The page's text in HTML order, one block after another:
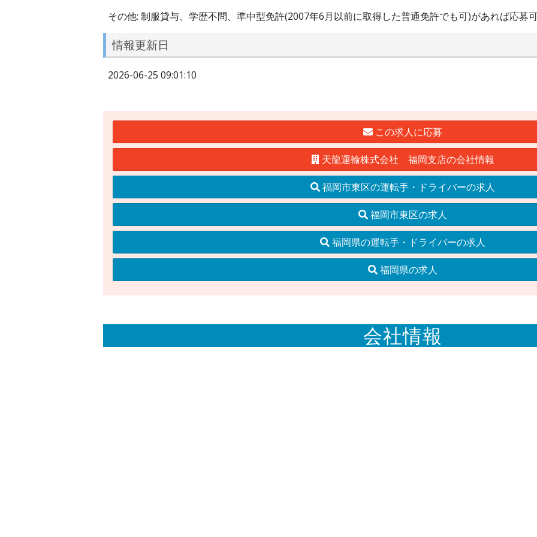
その他: 制服貸与、学歴不問、準中型免許(2007年6月以前に取得した普通免許でも可)があれば応募可
情報更新日
2026-06-25 09:01:10
この求人に応募
天龍運輸株式会社 福岡支店の会社情報
福岡市東区の運転手・ドライバーの求人
福岡市東区の求人
福岡県の運転手・ドライバーの求人
福岡県の求人
会社情報